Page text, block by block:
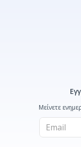
Μείνετε